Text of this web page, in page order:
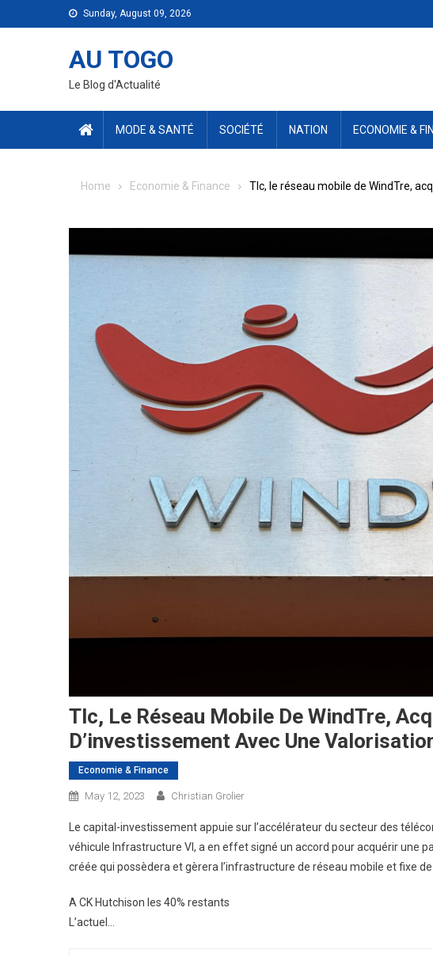
to
Sunday, August 09, 2026
AU TOGO
Le Blog d'Actualité
MODE & SANTÉ SOCIÉTÉ NATION ECONOMIE &
Home Economie & Finance Tlc, le réseau mobile de WindTre,
Tlc, Le Réseau Mobile De WindTre,
D’investissement Avec Une
Economie & Finance
May 12, 2023 Christian Grolier
Le capital-investissement appuie sur l’accélérateur du secteur des
véhicule Infrastructure VI, a en effet signé un accord pour acquérir une
créée qui possèdera et gèrera l’infrastructure de réseau mobile et fixe de
A CK Hutchison les 40% restants
L’actuel…